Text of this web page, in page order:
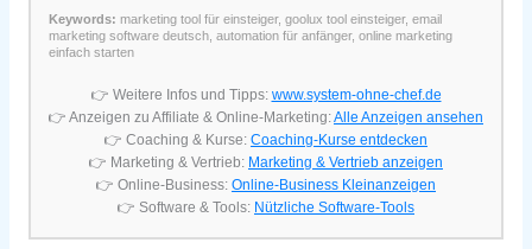
Keywords: marketing tool für einsteiger, goolux tool einsteiger, email
marketing software deutsch, automation für anfänger, online marketing
einfach starten
👉 Weitere Infos und Tipps: www.system-ohne-chef.de
👉 Anzeigen zu Affiliate & Online-Marketing:Alle Anzeigen ansehen
👉 Coaching & Kurse: Coaching-Kurse entdecken
👉 Marketing & Vertrieb: Marketing & Vertrieb anzeigen
👉 Online-Business: Online-Business Kleinanzeigen
👉 Software & Tools: Nützliche Software-Tools